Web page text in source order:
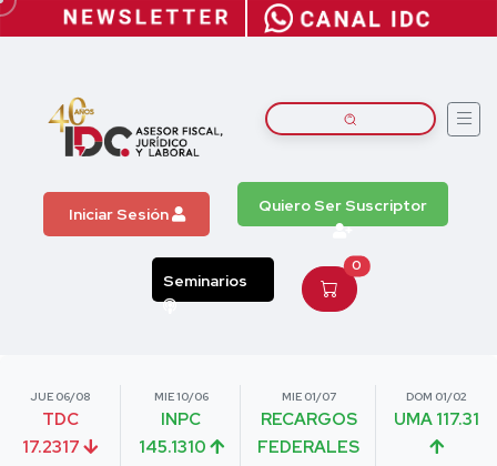
Iniciar Sesión Quiero Ser Suscriptor
Seminarios
0
JUE 06/08
TDC
17.2317
MIE 10/06
INPC
145.1310
MIE 01/07
RECARGOS
FEDERALES
DOM 01/02
UMA 117.31